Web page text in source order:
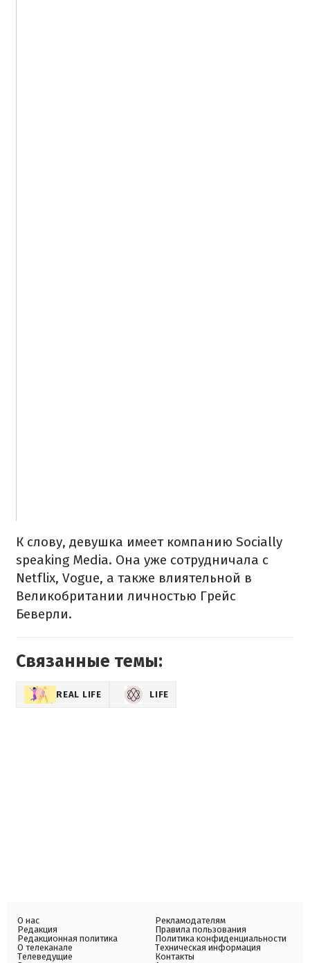
К слову, девушка имеет компанию Socially
speaking Media. Она уже сотрудничала с
Netflix, Vogue, а также влиятельной в
Великобритании личностью Грейс
Беверли.
Связанные темы:
REAL LIFE LIFE
О нас
Редакция
Редакционная политика
О телеканале
Телеведущие
Рекламодателям
Правила пользования
Политика конфиденциальности
Техническая информация
Контакты